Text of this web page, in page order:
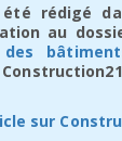
rédigé
au
sur